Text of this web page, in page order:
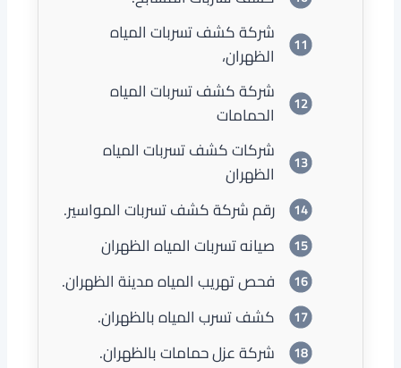
شركة كشف تسربات المياه
الظهران،
شركة كشف تسربات المياه
الحمامات
شركات كشف تسربات المياه
الظهران
رقم شركة كشف تسربات المواسير.
صيانه تسربات المياه الظهران
فحص تهريب المياه مدينة الظهران.
كشف تسرب المياه بالظهران.
شركة عزل حمامات بالظهران.